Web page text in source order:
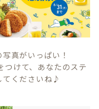
真がいっぱい！
つけて、あなたのステ
てくださいね♪